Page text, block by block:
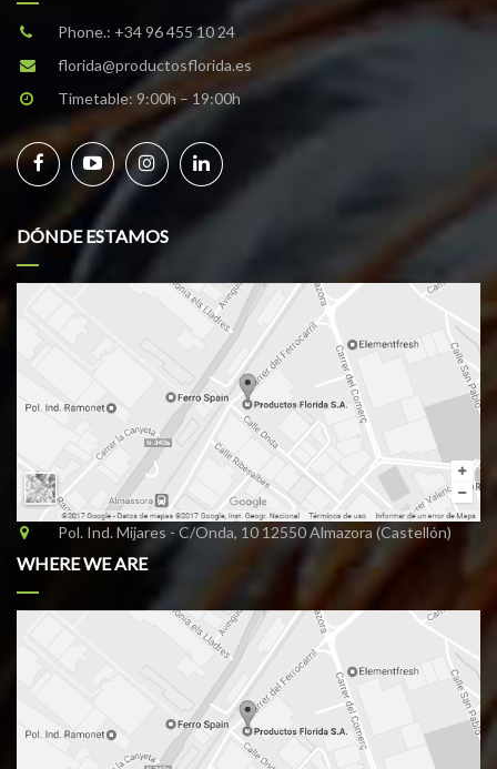
Phone.: +34 96 455 10 24
florida@productosflorida.es
Timetable: 9:00h – 19:00h
DÓNDE ESTAMOS
Pol. Ind. Mijares - C/Onda, 10 12550 Almazora (Castellón)
WHERE WE ARE